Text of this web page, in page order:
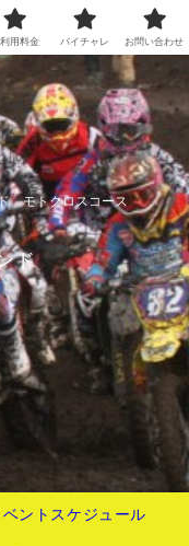
モトクロスコース
ド
ベントスケジュール
用料金 バイチャレ お問い合わせ